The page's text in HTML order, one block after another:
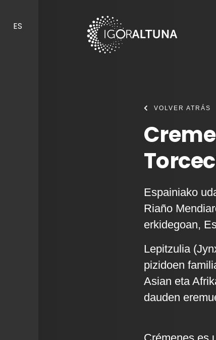
ES
VOLVER ATRÁS
Espainiako
Riaño
erkidegoan,
Lepitzulia
pizidoen
Asian eta
dauden